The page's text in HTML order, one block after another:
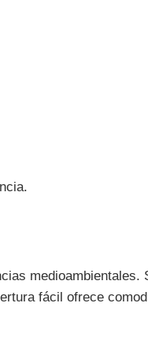
medioambientales.
fácil ofrece